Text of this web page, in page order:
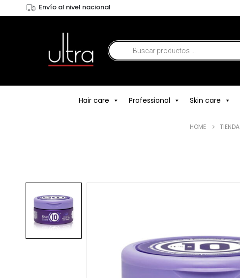
Envío al nivel nacional
Hair care Professional Skin care
HOME TIENDA